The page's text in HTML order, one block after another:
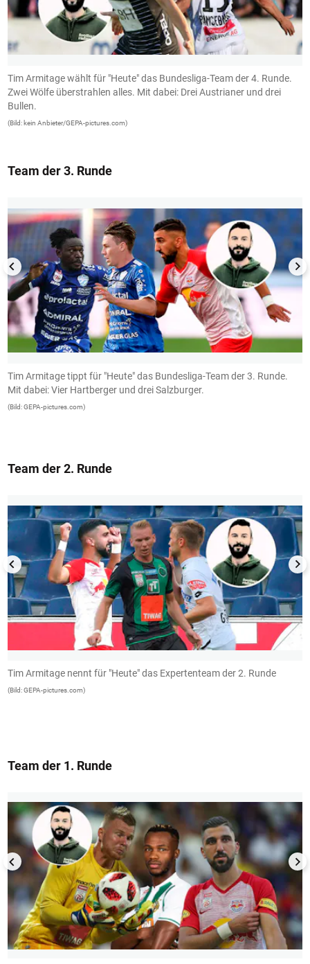
Tim Armitage wählt für "Heute" das Bundesliga-Team der 4. Runde.
Zwei Wölfe überstrahlen alles. Mit dabei: Drei Austrianer und drei
Bullen.
(Bild: kein Anbieter/GEPA-pictures.com)
Team der 3. Runde
1/13
Tim Armitage tippt für "Heute" das Bundesliga-Team der 3. Runde.
Mit dabei: Vier Hartberger und drei Salzburger.
(Bild: GEPA-pictures.com)
Team der 2. Runde
1/13
Tim Armitage nennt für "Heute" das Expertenteam der 2. Runde
(Bild: GEPA-pictures.com)
Team der 1. Runde
1/13